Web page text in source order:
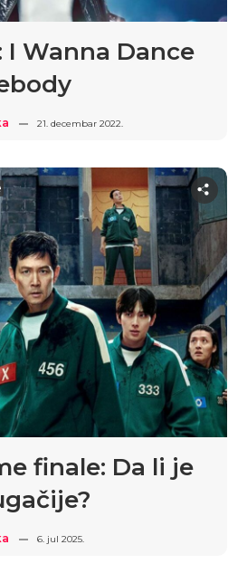
I Wanna Dance
21. decembar 2022.
finale: Da li je
6. jul 2025.